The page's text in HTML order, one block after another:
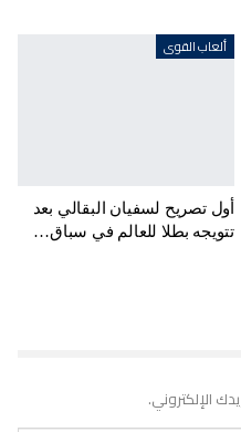
ألعاب القوى
أول تصريح لسفيان البقالي بعد
تتويجه بطلا للعالم في سباق…
الإلكتروني.